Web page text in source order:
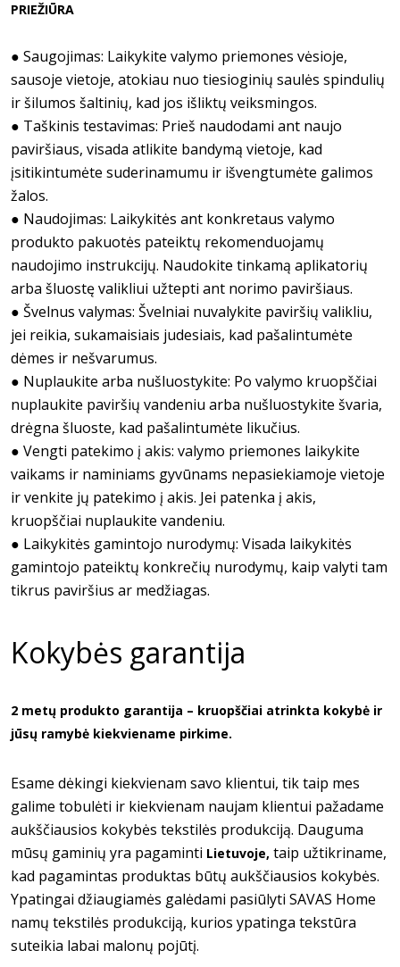
PRIEŽIŪRA
● Saugojimas: Laikykite valymo priemones vėsioje,
sausoje vietoje, atokiau nuo tiesioginių saulės spindulių
ir šilumos šaltinių, kad jos išliktų veiksmingos.
● Taškinis testavimas: Prieš naudodami ant naujo
paviršiaus, visada atlikite bandymą vietoje, kad
įsitikintumėte suderinamumu ir išvengtumėte galimos
žalos.
● Naudojimas: Laikykitės ant konkretaus valymo
produkto pakuotės pateiktų rekomenduojamų
naudojimo instrukcijų. Naudokite tinkamą aplikatorių
arba šluostę valikliui užtepti ant norimo paviršiaus.
● Švelnus valymas: Švelniai nuvalykite paviršių valikliu,
jei reikia, sukamaisiais judesiais, kad pašalintumėte
dėmes ir nešvarumus.
● Nuplaukite arba nušluostykite: Po valymo kruopščiai
nuplaukite paviršių vandeniu arba nušluostykite švaria,
drėgna šluoste, kad pašalintumėte likučius.
● Vengti patekimo į akis: valymo priemones laikykite
vaikams ir naminiams gyvūnams nepasiekiamoje vietoje
ir venkite jų patekimo į akis. Jei patenka į akis,
kruopščiai nuplaukite vandeniu.
● Laikykitės gamintojo nurodymų: Visada laikykitės
gamintojo pateiktų konkrečių nurodymų, kaip valyti tam
tikrus paviršius ar medžiagas.
Kokybės garantija
2 metų produkto garantija – kruopščiai atrinkta kokybė ir
jūsų ramybė kiekviename pirkime.
Esame dėkingi kiekvienam savo klientui, tik taip mes
galime tobulėti ir kiekvienam naujam klientui pažadame
aukščiausios kokybės tekstilės produkciją. Dauguma
mūsų gaminių yra pagaminti Lietuvoje, taip užtikriname,
kad pagamintas produktas būtų aukščiausios kokybės.
Ypatingai džiaugiamės galėdami pasiūlyti SAVAS Home
namų tekstilės produkciją, kurios ypatinga tekstūra
suteikia labai malonų pojūtį.